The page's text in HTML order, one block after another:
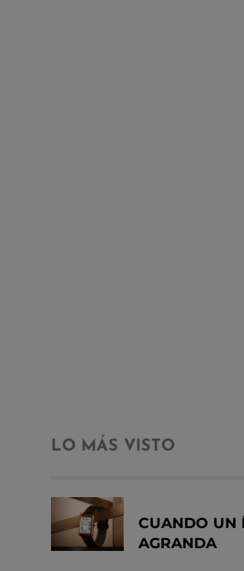
LO MÁS VISTO
CUANDO UN
AGRANDA